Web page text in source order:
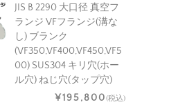
JIS B 2290 大口径 真空フ
ランジ VFフランジ(溝な
し) ブランク
(VF350,VF400,VF450,VF5
00) SUS304 キリ穴(ホー
ル穴) ねじ穴(タップ穴)
¥195,800(税込)